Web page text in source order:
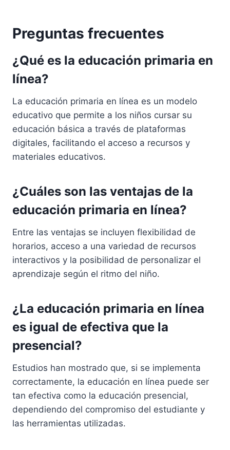
Preguntas frecuentes
¿Qué es la educación primaria en
línea?
La educación primaria en línea es un modelo
educativo que permite a los niños cursar su
educación básica a través de plataformas
digitales, facilitando el acceso a recursos y
materiales educativos.
¿Cuáles son las ventajas de la
educación primaria en línea?
Entre las ventajas se incluyen flexibilidad de
horarios, acceso a una variedad de recursos
interactivos y la posibilidad de personalizar el
aprendizaje según el ritmo del niño.
¿La educación primaria en línea
es igual de efectiva que la
presencial?
Estudios han mostrado que, si se implementa
correctamente, la educación en línea puede ser
tan efectiva como la educación presencial,
dependiendo del compromiso del estudiante y
las herramientas utilizadas.